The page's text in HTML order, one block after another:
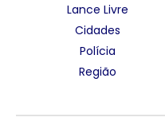
Lance Livre
Cidades
Polícia
Região